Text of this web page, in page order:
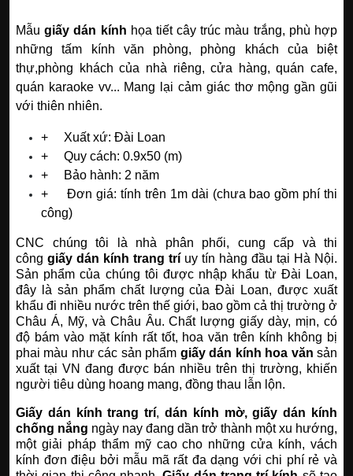
Mẫugiấy dán kính họa tiết cây trúc màu trắng, phù hợp
những tấm kính văn phòng, phòng khách của biệt
thự,phòng khách của nhà riêng, cửa hàng, quán cafe,
quán karaoke vv... Mang lại cảm giác thơ mộng gần gũi
với thiên nhiên.
+ Xuất xứ: Đài Loan
+ Quy cách: 0.9x50 (m)
+ Bảo hành: 2 năm
+Đơn giá: tính trên 1m dài (chưa bao gồm phí thi
công)
CNC chúng tôi là nhà phân phối, cung cấp và thi
công giấy dán kính trang trí uy tín hàng đầu tại Hà Nội.
Sản phẩm của chúng tôi được nhập khẩu từ Đài Loan,
đây là sản phẩm chất lượng của Đài Loan, được xuất
khẩu đi nhiều nước trên thế giới, bao gồm cả thị trường ở
Châu Á, Mỹ, và Châu Âu. Chất lượng giấy dày, mịn, có
độ bám vào mặt kính rất tốt, hoa văn trên kính không bị
phai màu như các sản phẩm giấy dán kính hoa văn sản
xuất tại VN đang được bán nhiều trên thị trường, khiến
người tiêu dùng hoang mang, đồng thau lẫn lộn.
Giấy dán kính trang trí,dán kính mờ,giấy dán kính
chống nắng ngày nay đang dần trở thành một xu hướng,
một giải pháp thẩm mỹ cao cho những cửa kính, vách
kính đơn điệu bởi mẫu mã rất đa dạng với chi phí rẻ và